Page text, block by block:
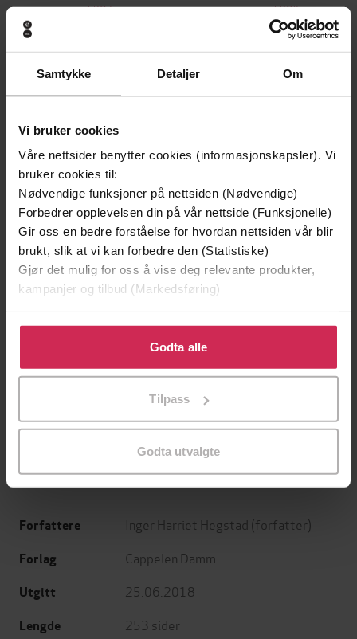
Samtykke Detaljer Om
Vi bruker cookies
Våre nettsider benytter cookies (informasjonskapsler). Vi
bruker cookies til:
Nødvendige funksjoner på nettsiden (Nødvendige)
Forbedrer opplevelsen din på vår nettside (Funksjonelle)
Gir oss en bedre forståelse for hvordan nettsiden vår blir
brukt, slik at vi kan forbedre den (Statistiske)
Gjør det mulig for oss å vise deg relevante produkter,
kampanjer og tilbud (Markedsføring)
Klikk på «Godta alle» for å gi oss ditt samtykke til å
bruke cookies for alle disse formålene. Du kan også
tilpasse ditt samtykke til spesifikke formål ved å klikke
Godta alle
Tilpass
Godta utvalgte
EBOK EBOK
Andre har også kjøpt
119,-
Inger Harriet Hegstad
119,-
Inger Harriet Hegstad
Forfattere Inger Harriet Hegstad (forfatter)
Forlag Cappelen Damm
Utgitt 25.06.2018
Lengde 253 sider